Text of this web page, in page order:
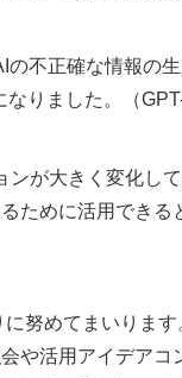
の不正確な情報の
なりました。（
ンが大きく変化し
ために活用できる
努めてまいります
や活用アイデアコ